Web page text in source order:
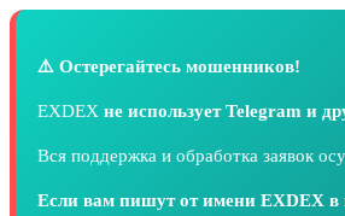
⚠️ Остерегайтесь мошенников!
EXDEX не использует Telegram и
Вся поддержка и обработка заявок
Если вам пишут от имени EXDEX